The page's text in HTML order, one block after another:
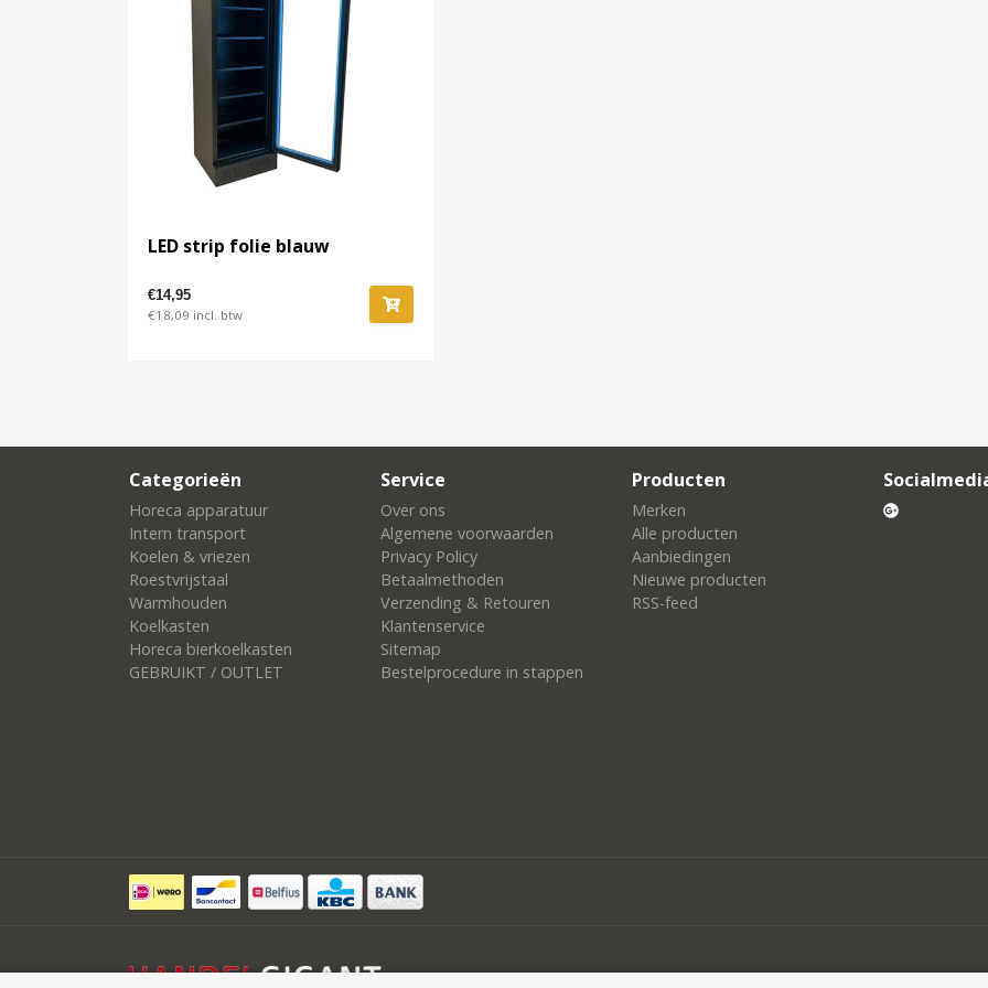
LED strip folie blauw
€14,95
€18,09 incl. btw
Categorieën
Horeca apparatuur
Intern transport
Koelen & vriezen
Roestvrijstaal
Warmhouden
Koelkasten
Horeca bierkoelkasten
GEBRUIKT / OUTLET
Service
Over ons
Algemene voorwaarden
Privacy Policy
Betaalmethoden
Verzending & Retouren
Klantenservice
Sitemap
Bestelprocedure in stappen
Producten
Merken
Alle producten
Aanbiedingen
Nieuwe producten
RSS-feed